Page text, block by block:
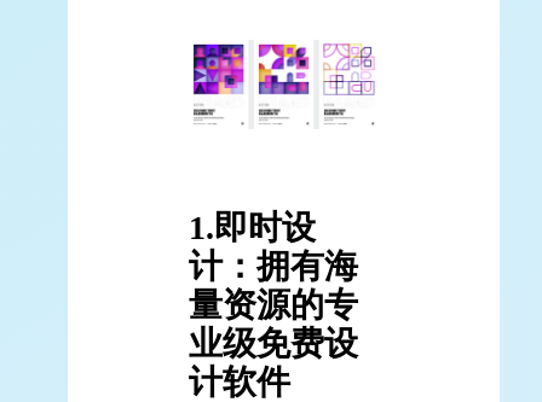
1.即时设
计：拥有海
量资源的专
业级免费设
计软件